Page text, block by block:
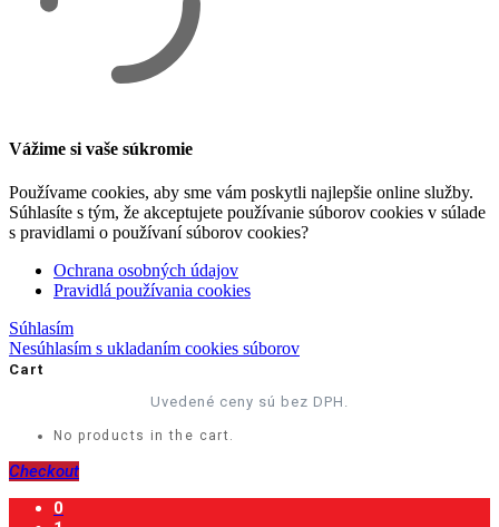
Vážime si vaše súkromie
Používame cookies, aby sme vám poskytli najlepšie online služby.
Súhlasíte s tým, že akceptujete používanie súborov cookies v súlade
s pravidlami o používaní súborov cookies?
Ochrana osobných údajov
Pravidlá používania cookies
Súhlasím
Nesúhlasím s ukladaním cookies súborov
Cart
Uvedené ceny sú bez DPH.
No products in the cart.
Checkout
0